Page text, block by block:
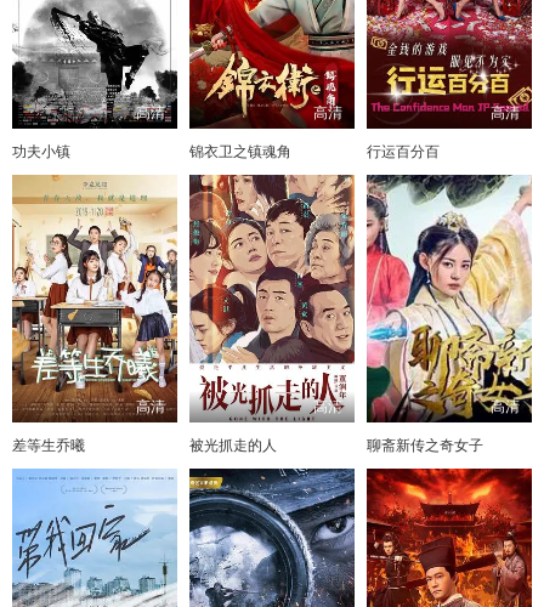
高清
功夫小镇
高清
锦衣卫之镇魂角
高清
行运百分百
高清
差等生乔曦
高清
被光抓走的人
高清
聊斋新传之奇女子